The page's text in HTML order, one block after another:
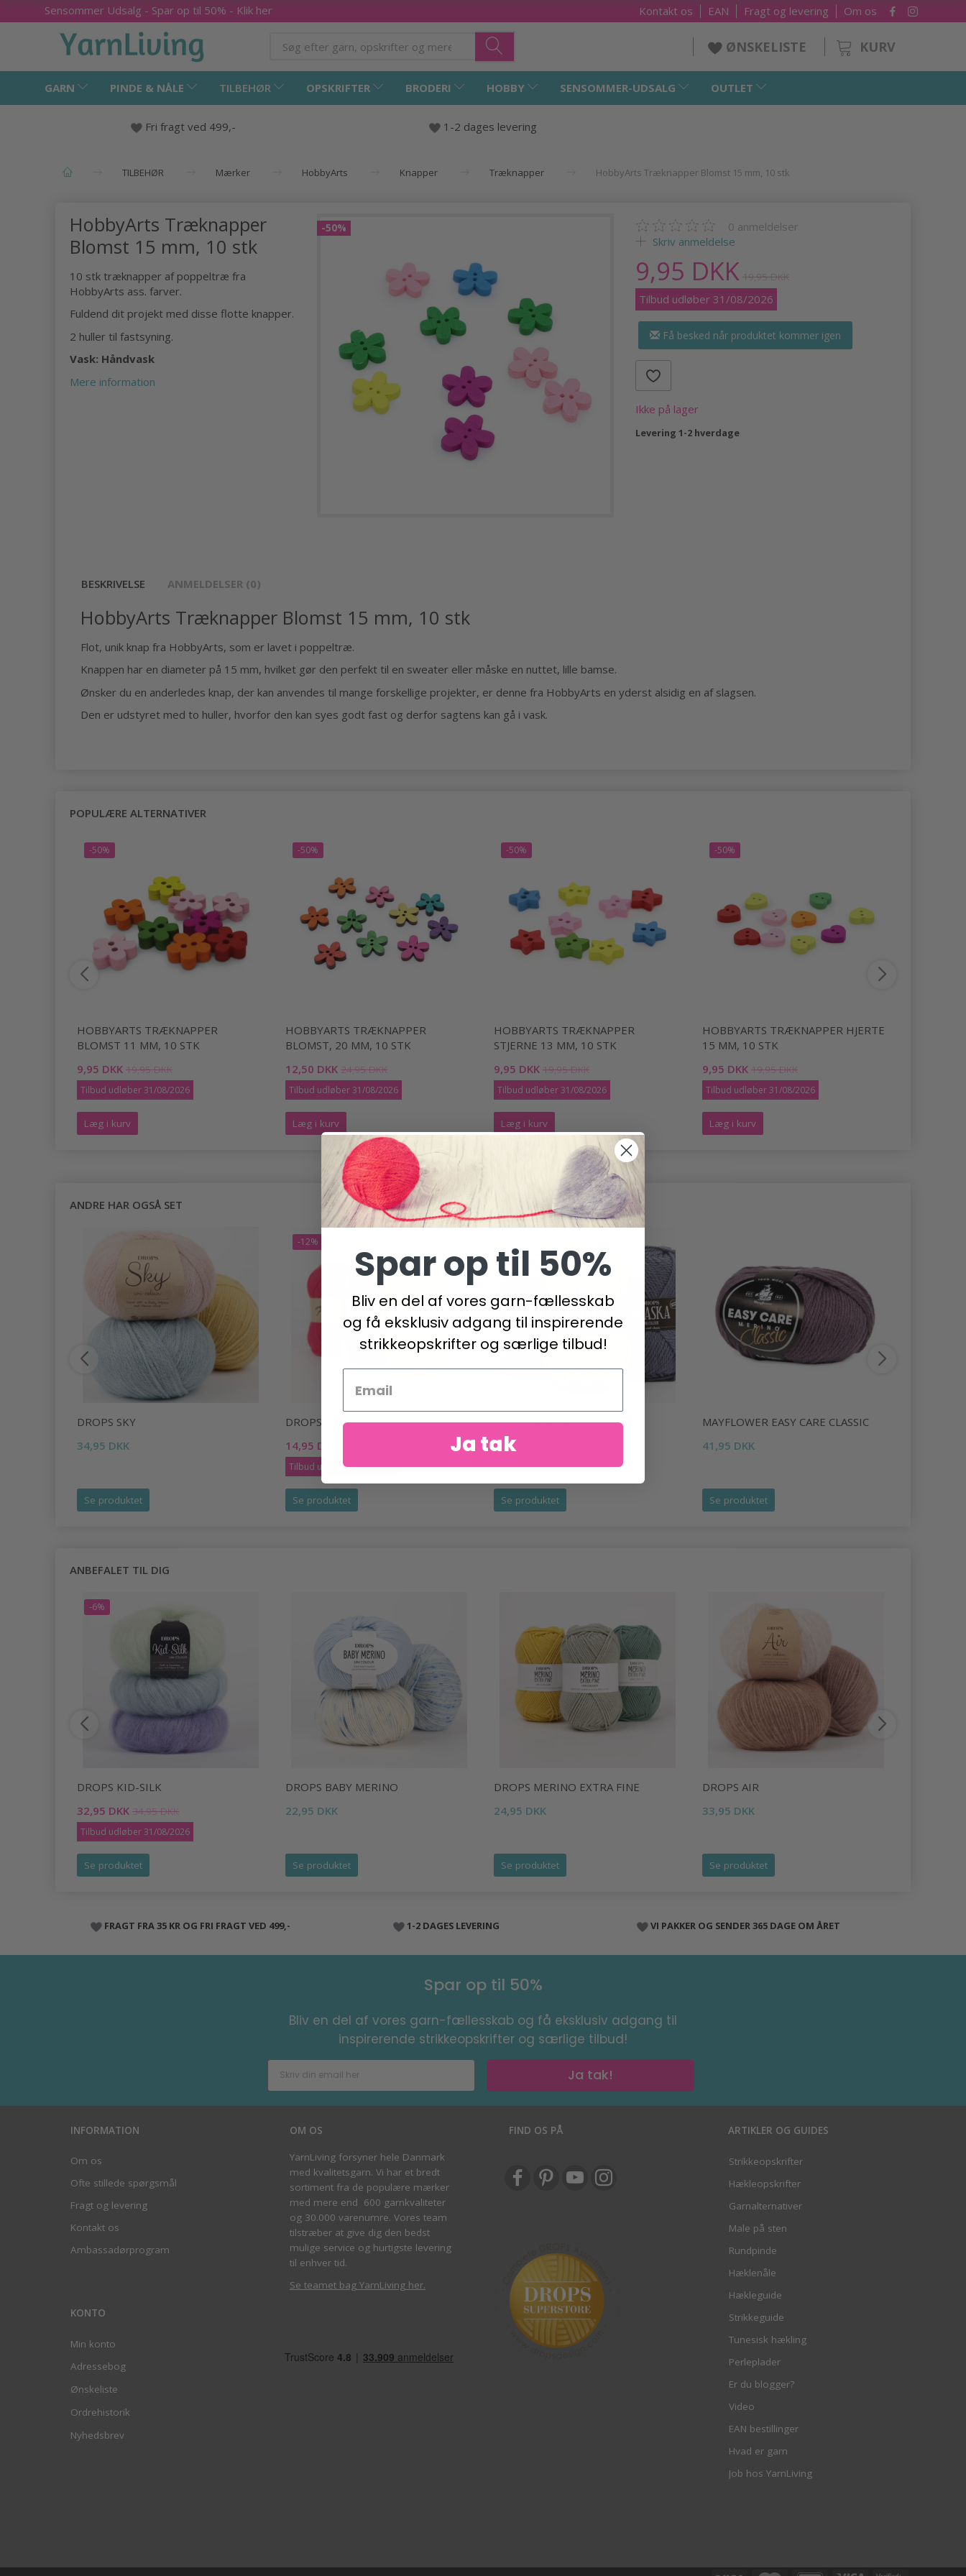
Sensommer Udsalg - Spar op til 50% - Klik her Om os
Fragt og levering
EAN
Kontakt os
KURV
ØNSKELISTE
GARN PINDE & NÅLE TILBEHØR OPSKRIFTER BRODERI HOBBY SENSOMMER-UDSALG OUTLET
Fri fragt ved 499,- 1-2 dages levering
TILBEHØR Mærker HobbyArts Knapper Træknapper HobbyArts Træknapper Blomst 15 mm, 10 stk
HobbyArts Træknapper
Blomst 15 mm, 10 stk
10 stk træknapper af poppeltræ fra
HobbyArts ass. farver.
Fuldend dit projekt med disse flotte knapper.
2 huller til fastsyning.
Vask: Håndvask
Mere information
-50% 0 anmeldelser
Skriv anmeldelse
9,95 DKK 19,95 DKK
Tilbud udløber 31/08/2026
Få besked når produktet kommer igen
Ikke på lager
Levering 1-2 hverdage
BESKRIVELSE ANMELDELSER (0)
HobbyArts Træknapper Blomst 15 mm, 10 stk
Flot, unik knap fra HobbyArts, som er lavet i poppeltræ.
Knappen har en diameter på 15 mm, hvilket gør den perfekt til en sweater eller måske en nuttet, lille bamse.
Ønsker du en anderledes knap, der kan anvendes til mange forskellige projekter, er denne fra HobbyArts en yderst alsidig en af slagsen.
Den er udstyret med to huller, hvorfor den kan syes godt fast og derfor sagtens kan gå i vask.
POPULÆRE ALTERNATIVER
-50%
HOBBYARTS TRÆKNAPPER
BLOMST 11 MM, 10 STK
9,95 DKK 19,95 DKK
Tilbud udløber 31/08/2026
Læg i kurv
-50%
HOBBYARTS TRÆKNAPPER
BLOMST, 20 MM, 10 STK
12,50 DKK 24,95 DKK
Tilbud udløber 31/08/2026
Læg i kurv
-50%
HOBBYARTS TRÆKNAPPER
STJERNE 13 MM, 10 STK
9,95 DKK 19,95 DKK
Tilbud udløber 31/08/2026
Læg i kurv
-50%
HOBBYARTS TRÆKNAPPER HJERTE
15 MM, 10 STK
9,95 DKK 19,95 DKK
Tilbud udløber 31/08/2026
Læg i kurv
ANDRE HAR OGSÅ SET
DROPS SKY
34,95 DKK
Se produktet
-12%
DROPS FABEL UNI COLOUR
14,95 DKK
Tilbud udløber 31/08/2026
Se produktet
DROPS ALASKA
14,95 DKK
Se produktet
MAYFLOWER EASY CARE CLASSIC
41,95 DKK
Se produktet
ANBEFALET TIL DIG
-6%
DROPS KID-SILK
32,95 DKK 34,95 DKK
Tilbud udløber 31/08/2026
Se produktet
DROPS BABY MERINO
22,95 DKK
Se produktet
DROPS MERINO EXTRA FINE
24,95 DKK
Se produktet
DROPS AIR
33,95 DKK
Se produktet
FRAGT FRA 35 KR OG FRI FRAGT VED 499,- 1-2 DAGES LEVERING VI PAKKER OG SENDER 365 DAGE OM ÅRET
Spar op til 50%
Bliv en del af vores garn-fællesskab og få eksklusiv adgang til
inspirerende strikkeopskrifter og særlige tilbud!
Ja tak!
INFORMATION
Om os
Ofte stillede spørgsmål
Fragt og levering
Kontakt os
Ambassadørprogram
KONTO
Min konto
Adressebog
Ønskeliste
Ordrehistorik
Nyhedsbrev
OM OS
YarnLiving forsyner hele Danmark
med kvalitetsgarn. Vi har et bredt
sortiment fra de populære mærker
med mere end 600 garnkvaliteter
og 30.000 varenumre. Vores team
tilstræber at give dig den bedst
mulige service og hurtigste levering
til enhver tid.
Se teamet bag YarnLiving her.
FIND OS PÅ ARTIKLER OG GUIDES
Strikkeopskrifter
Hækleopskrifter
Garnalternativer
Male på sten
Rundpinde
Hæklenåle
Hækleguide
Strikkeguide
Tunesisk hækling
Perleplader
Er du blogger?
Video
EAN bestillinger
Hvad er garn
Job hos YarnLiving
Spar op til 50%
Bliv en del af vores garn-fællesskab
og få eksklusiv adgang til inspirerende
strikkeopskrifter og særlige tilbud!
Ja tak